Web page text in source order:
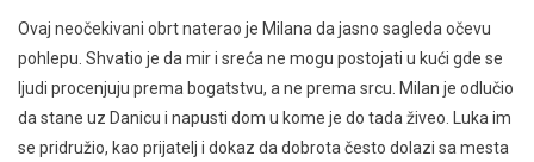
Ovaj neočekivani obrt naterao je Milana da jasno sagleda očevu
pohlepu. Shvatio je da mir i sreća ne mogu postojati u kući gde se
ljudi procenjuju prema bogatstvu, a ne prema srcu. Milan je odlučio
da stane uz Danicu i napusti dom u kome je do tada živeo. Luka im
se pridružio, kao prijatelj i dokaz da dobrota često dolazi sa mesta